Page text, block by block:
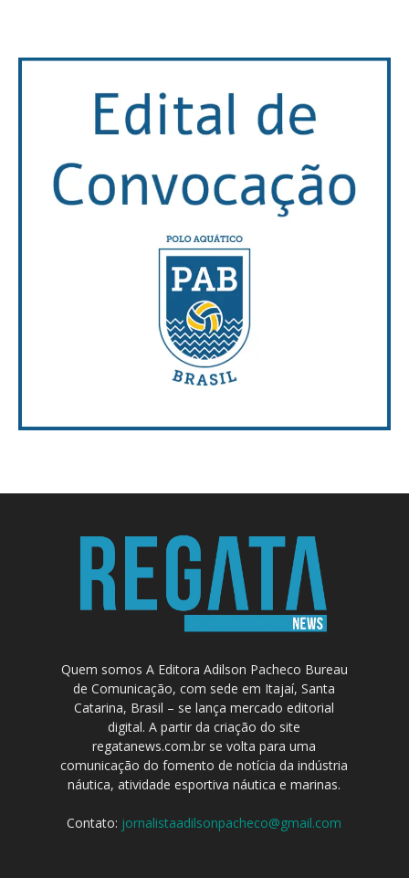
Quem somos A Editora Adilson Pacheco Bureau
de Comunicação, com sede em Itajaí, Santa
Catarina, Brasil – se lança mercado editorial
digital. A partir da criação do site
regatanews.com.br se volta para uma
comunicação do fomento de notícia da indústria
náutica, atividade esportiva náutica e marinas.
Contato: jornalistaadilsonpacheco@gmail.com